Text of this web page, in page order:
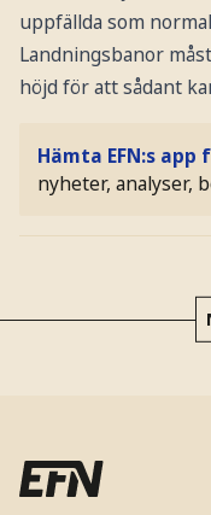
uppfällda som
Landningsbanor
höjd för att sådant
Hämta EFN:s app
nyheter, analyser,